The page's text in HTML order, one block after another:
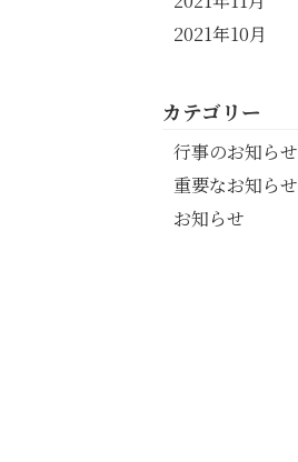
2021年10月
カテゴリー
行事のお知らせ
重要なお知らせ
お知らせ